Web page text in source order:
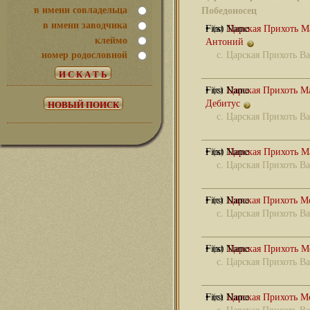
в имени совладельца
в имени заводчика
клеймо
номер родословной
Победоносец
• (к)Царская Прихоть
Антоний
с. Царская Прихоть
• (с)Царская Прихоть
Дебитус
с. Царская Прихоть
• (к)Царская Прихоть
с. Царская Прихоть
• (с)Царская Прихоть
с. Царская Прихоть
• (к)Царская Прихоть
с. Царская Прихоть
• (с)Царская Прихоть